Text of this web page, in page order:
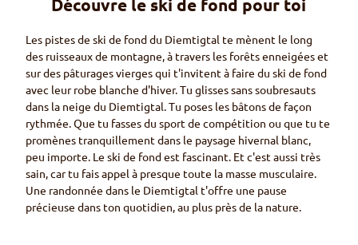
Découvre le ski de fond pour toi
Les pistes de ski de fond du Diemtigtal te mènent le long
des ruisseaux de montagne, à travers les forêts enneigées et
sur des pâturages vierges qui t'invitent à faire du ski de fond
avec leur robe blanche d'hiver. Tu glisses sans soubresauts
dans la neige du Diemtigtal. Tu poses les bâtons de façon
rythmée. Que tu fasses du sport de compétition ou que tu te
promènes tranquillement dans le paysage hivernal blanc,
peu importe. Le ski de fond est fascinant. Et c'est aussi très
sain, car tu fais appel à presque toute la masse musculaire.
Une randonnée dans le Diemtigtal t'offre une pause
précieuse dans ton quotidien, au plus près de la nature.